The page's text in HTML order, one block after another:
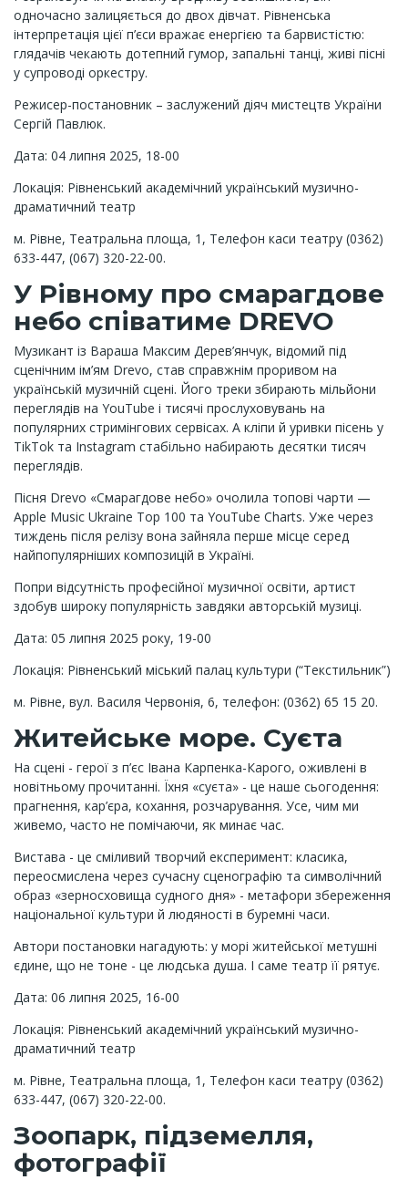
одночасно залицяється до двох дівчат. Рівненська
інтерпретація цієї п’єси вражає енергією та барвистістю:
глядачів чекають дотепний гумор, запальні танці, живі пісні
у супроводі оркестру.
Режисер-постановник – заслужений діяч мистецтв України
Сергій Павлюк.
Дата: 04 липня 2025, 18-00
Локація: Рівненський академічний український музично-
драматичний театр
м. Рівне, Театральна площа, 1, Телефон каси театру (0362)
633-447, (067) 320-22-00.
У Рівному про смарагдове
небо співатиме DREVO
Музикант із Вараша Максим Дерев’янчук, відомий під
сценічним ім’ям Drevo, став справжнім проривом на
українській музичній сцені. Його треки збирають мільйони
переглядів на YouTube і тисячі прослуховувань на
популярних стримінгових сервісах. А кліпи й уривки пісень у
TikTok та Instagram стабільно набирають десятки тисяч
переглядів.
Пісня Drevo «Смарагдове небо» очолила топові чарти —
Apple Music Ukraine Top 100 та YouTube Charts. Уже через
тиждень після релізу вона зайняла перше місце серед
найпопулярніших композицій в Україні.
Попри відсутність професійної музичної освіти, артист
здобув широку популярність завдяки авторській музиці.
Дата: 05 липня 2025 року, 19-00
Локація: Рівненський міський палац культури (“Текстильник”)
м. Рівне, вул. Василя Червонія, 6, телефон: (0362) 65 15 20.
Житейське море. Суєта
На сцені - герої з п’єс Івана Карпенка-Карого, оживлені в
новітньому прочитанні. Їхня «суєта» - це наше сьогодення:
прагнення, кар’єра, кохання, розчарування. Усе, чим ми
живемо, часто не помічаючи, як минає час.
Вистава - це сміливий творчий експеримент: класика,
переосмислена через сучасну сценографію та символічний
образ «зерносховища судного дня» - метафори збереження
національної культури й людяності в буремні часи.
Автори постановки нагадують: у морі житейської метушні
єдине, що не тоне - це людська душа. І саме театр її рятує.
Дата: 06 липня 2025, 16-00
Локація: Рівненський академічний український музично-
драматичний театр
м. Рівне, Театральна площа, 1, Телефон каси театру (0362)
633-447, (067) 320-22-00.
Зоопарк, підземелля,
фотографії